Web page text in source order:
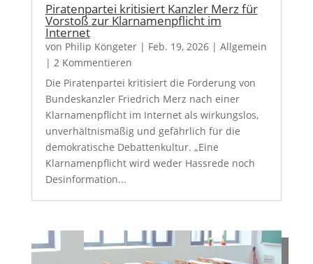
Piratenpartei kritisiert Kanzler Merz für
Vorstoß zur Klarnamenpflicht im
Internet
von Philip Köngeter| Feb. 19, 2026| Allgemein
| 2 Kommentieren
Die Piratenpartei kritisiert die Forderung von
Bundeskanzler Friedrich Merz nach einer
Klarnamenpflicht im Internet als wirkungslos,
unverhältnismäßig und gefährlich für die
demokratische Debattenkultur. „Eine
Klarnamenpflicht wird weder Hassrede noch
Desinformation...